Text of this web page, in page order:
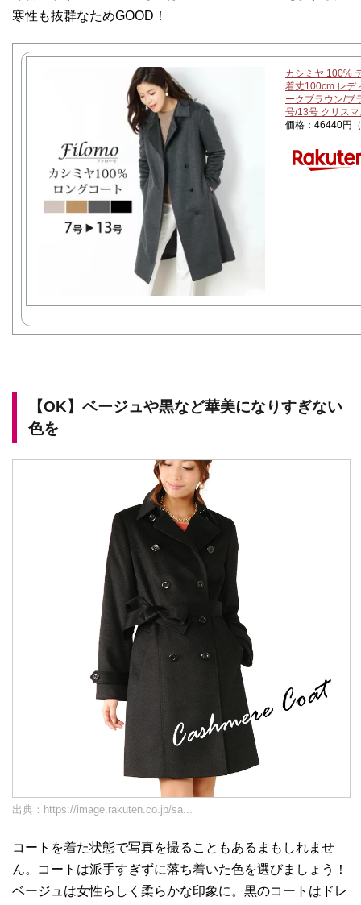
寒性も抜群なためGOOD！
カシミヤ 100%
着丈100cm レデ
ークブラウン/ブ
号/13号 クリス
価格：46440円
【OK】ベージュや黒など華美になりすぎない
色を
出典： https://image.rakuten.co.jp/sa...
コートを着た状態で写真を撮ることもあるまもしれませ
ん。コートは派手すぎずに落ち着いた色を選びましょう！
ベージュは女性らしく柔らかな印象に。黒のコートはドレ